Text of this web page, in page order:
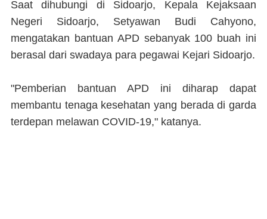
Saat dihubungi di Sidoarjo, Kepala Kejaksaan
Negeri Sidoarjo, Setyawan Budi Cahyono,
mengatakan bantuan APD sebanyak 100 buah ini
berasal dari swadaya para pegawai Kejari Sidoarjo.
"Pemberian bantuan APD ini diharap dapat
membantu tenaga kesehatan yang berada di garda
terdepan melawan COVID-19," katanya.